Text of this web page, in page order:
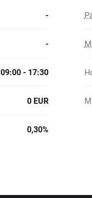
-
-
09:00 - 17:30
0 EUR
0,30%